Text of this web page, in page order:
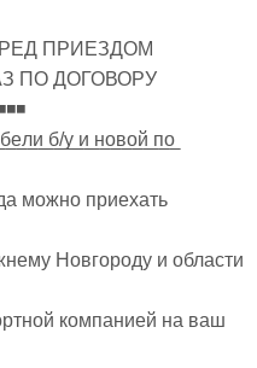
ПРИЕЗДОМ
ПО ДОГОВОРУ
̲б̲/̲у̲ ̲и̲ ̲н̲о̲в̲о̲й̲ ̲п̲о̲
можно приехать
Новгороду и области
компанией на ваш